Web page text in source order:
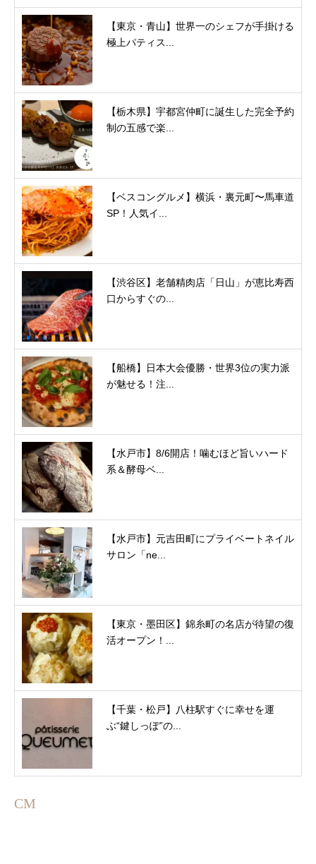
【東京・青山】世界一のシェフが手掛ける
極上パティス...
【栃木県】宇都宮仲町に誕生した完全予約
制の五感で楽...
【ベスコングルメ】横浜・裏元町〜馬車道
SP！人気イ...
【渋谷区】老舗精肉店「日山」が恵比寿西
口からすぐの...
【船橋】日本大会優勝・世界3位の実力派
が魅せる！注...
【水戸市】8/6開店！噛むほど旨いハード
系＆酵母ベ...
【水戸市】元吉田町にプライベートネイル
サロン「ne...
【東京・墨田区】錦糸町の名店が待望の復
活オープン！...
【千葉・松戸】八柱駅すぐに幸せを運
ぶ“鍵しっぽ”の...
CM